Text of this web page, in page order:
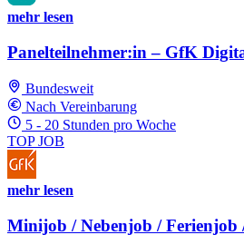
mehr lesen
Panelteilnehmer:in – GfK
Bundesweit
Nach Vereinbarung
5 - 20 Stunden pro Woche
TOP JOB
mehr lesen
Minijob / Nebenjob / Ferienjob